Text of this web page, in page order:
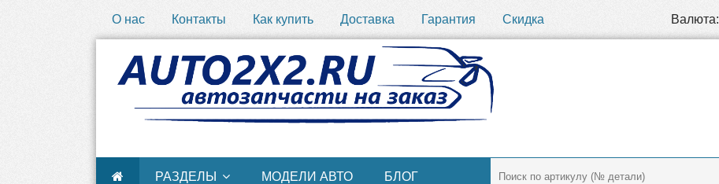
О нас Контакты Как купить Доставка Гарантия Скидка Валюта:
РАЗДЕЛЫ МОДЕЛИ АВТО БЛОГ